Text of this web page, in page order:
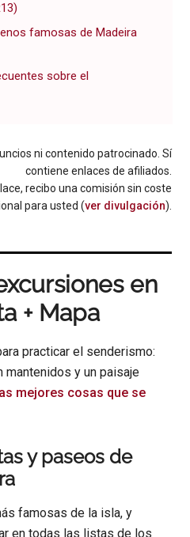
famosas de Madeira
sobre el
ni contenido patrocinado. Sí
contiene enlaces de afiliados.
recibo una comisión sin coste
para usted (ver divulgación).
en
+ Mapa
practicar el senderismo:
mantenidos y un paisaje
mejores cosas que se
y paseos de
famosas de la isla, y
en todas las listas de los